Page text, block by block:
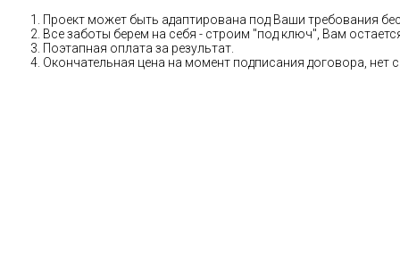
Проект может быть адаптирована под Ваши требования
Все заботы берем на себя - строим "под ключ", Вам
Поэтапная оплата за результат.
Окончательная цена на момент подписания договора, нет